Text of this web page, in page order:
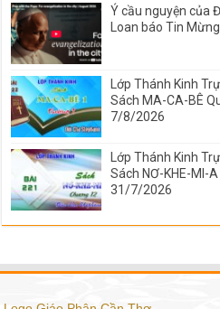
Ý cầu nguyện của
Loan báo Tin
Lớp Thánh Kinh
Sách MA-CA-BÊ
7/8/2026
Lớp Thánh Kinh
Sách NƠ-KHE-MI-
31/7/2026